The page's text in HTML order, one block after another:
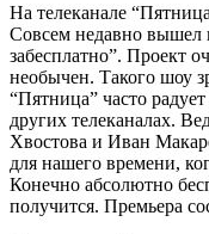
На телеканале
Совсем недавно вышел
забесплатно”. Проект
необычен. Такого шоу
“Пятница” часто
других телеканалах.
Хвостова и Иван
для нашего времени,
Конечно абсолютно
получится. Премьера